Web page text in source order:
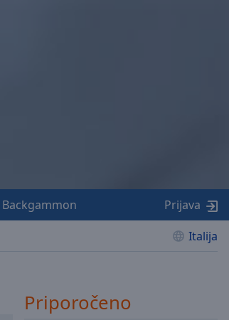
Italija
Backgammon Prijava
Priporočeno